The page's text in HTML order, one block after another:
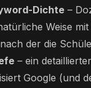
Dichte –
Weise
der die
– ein
Google (und